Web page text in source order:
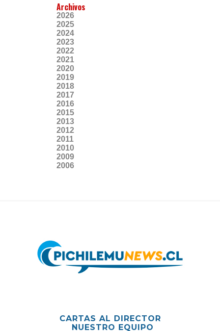
Archivos
2026
2025
2024
2023
2022
2021
2020
2019
2018
2017
2016
2015
2013
2012
2011
2010
2009
2006
CARTAS AL DIRECTOR
NUESTRO EQUIPO